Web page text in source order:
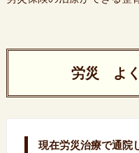
労災 よ
現在労災治療で通院